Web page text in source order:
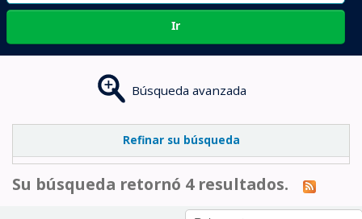
Ir
Búsqueda avanzada
Refinar su búsqueda
Su búsqueda retornó 4 resultados.